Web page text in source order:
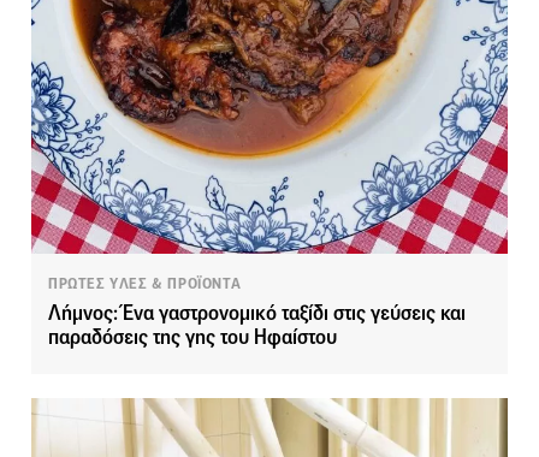
ΠΡΩΤΕΣ ΥΛΕΣ & ΠΡΟΪΟΝΤΑ
Λήμνος: Ένα γαστρονομικό ταξίδι στις γεύσεις και
παραδόσεις της γης του Ηφαίστου